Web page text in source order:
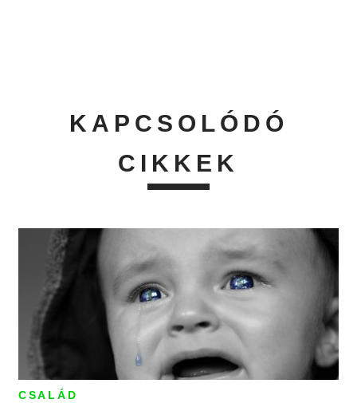
KAPCSOLÓDÓ
CIKKEK
CSALÁD